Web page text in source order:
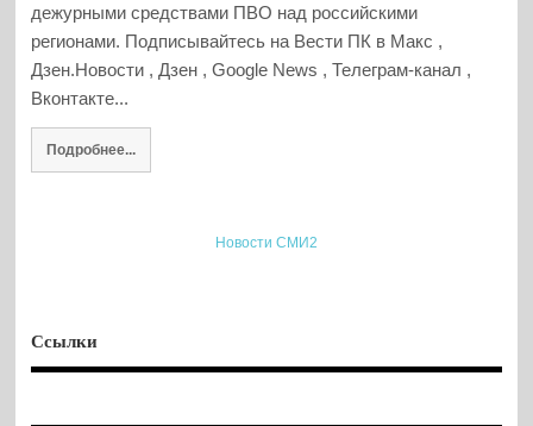
дежурными средствами ПВО над российскими
регионами. Подписывайтесь на Вести ПК в Макс ,
Дзен.Новости , Дзен , Google News , Телеграм-канал ,
Вконтакте...
Подробнее...
Новости СМИ2
Ссылки